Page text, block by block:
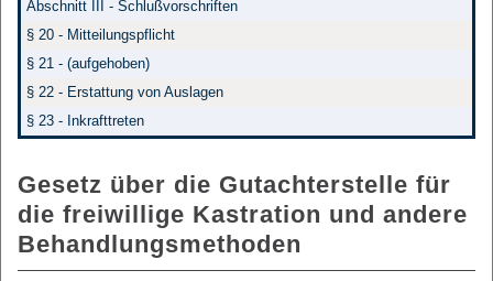
Abschnitt III - Schlußvorschriften
§ 20 - Mitteilungspflicht
§ 21 - (aufgehoben)
§ 22 - Erstattung von Auslagen
§ 23 - Inkrafttreten
Gesetz über die Gutachterstelle für
die freiwillige Kastration und andere
Behandlungsmethoden